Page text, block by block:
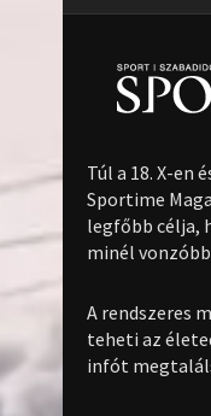
Túl a 18. X-en
Sportime
legfőbb célja,
minél
A rendszeres
teheti az
infót